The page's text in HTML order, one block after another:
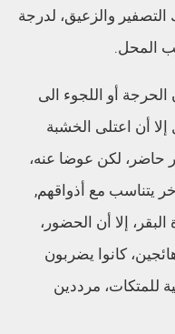
والزعيق، لدرجة
المحل.
أو اللجوء الى
أن اعتلى الخشبة
حاضر، لكن عوضا عنه،
يتناسب مع أذواقهم,
إلا أن الحضور،
كانوا يضربون
للمتكات، مرددين